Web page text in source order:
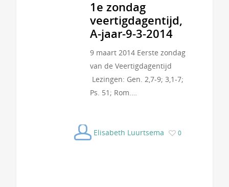
1e zondag
veertigdagentijd,
A-jaar-9-3-2014
9 maart 2014 Eerste zondag
van de Veertigdagentijd
Lezingen: Gen. 2,7-9; 3,1-7;
Ps. 51; Rom.…
Elisabeth Luurtsema 0